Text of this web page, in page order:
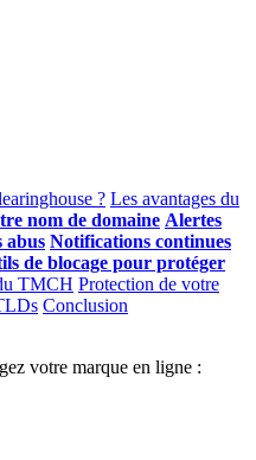
? Les avantages du
nom de domaine Alertes
abus Notifications continues
de blocage pour protéger
TMCH Protection de votre
Conclusion
votre marque en ligne :